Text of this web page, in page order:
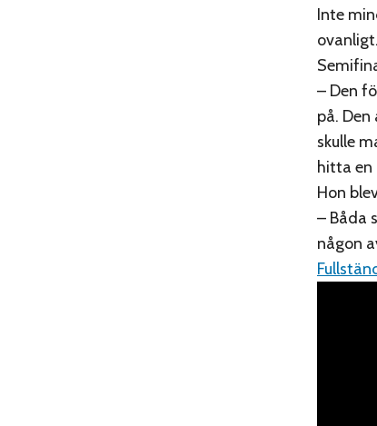
Inte
– Den
på.
skulle
hitta en
Hon
– Båda
någon